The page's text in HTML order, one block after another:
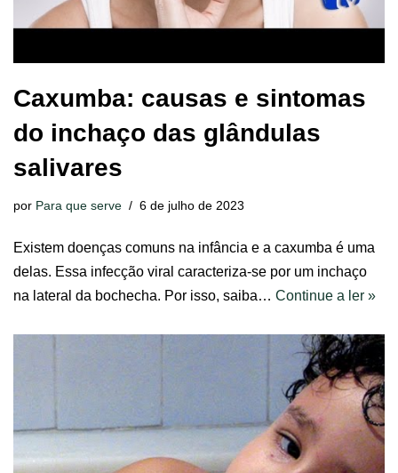
Caxumba: causas e sintomas
do inchaço das glândulas
salivares
por Para que serve 6 de julho de 2023
Existem doenças comuns na infância e a caxumba é uma
delas. Essa infecção viral caracteriza-se por um inchaço
na lateral da bochecha. Por isso, saiba… Continue a ler »